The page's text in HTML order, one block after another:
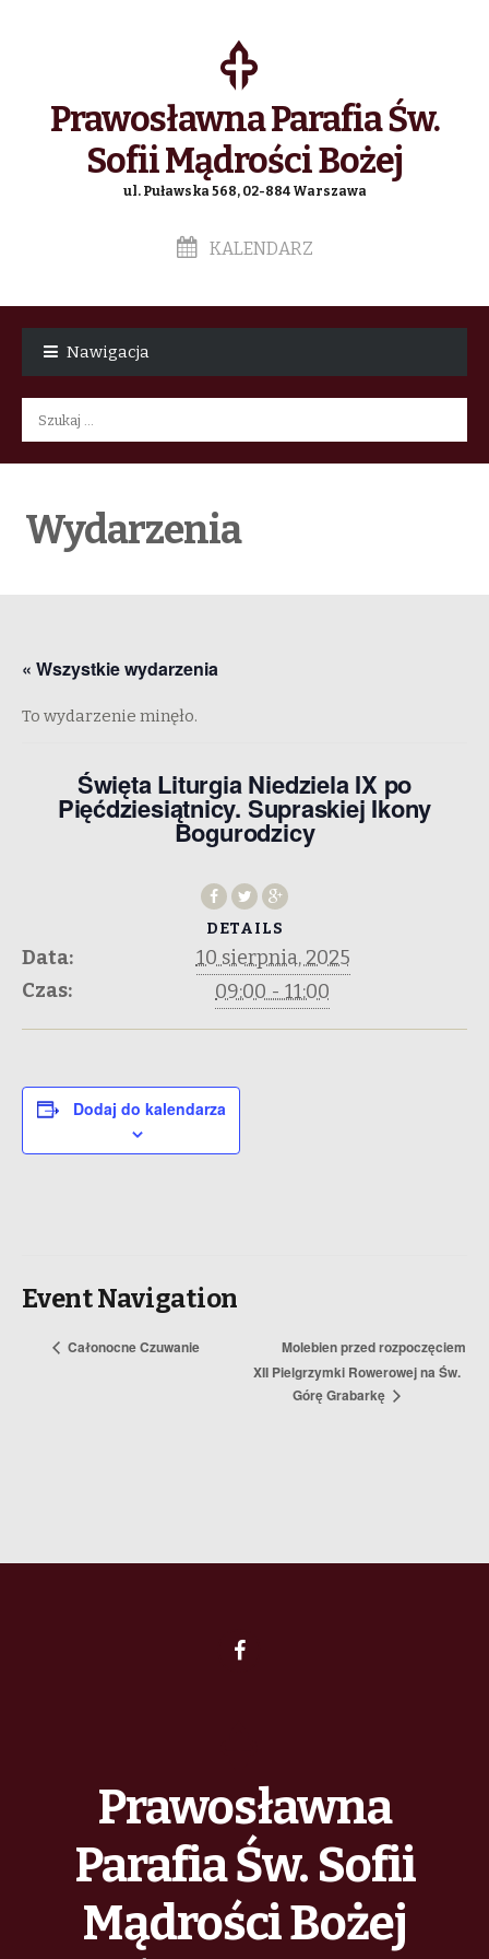
Prawosławna Parafia Św.
Sofii Mądrości Bożej
ul. Puławska 568, 02-884 Warszawa
KALENDARZ
Nawigacja
Szukaj:
Wydarzenia
« Wszystkie wydarzenia
To wydarzenie minęło.
Święta Liturgia Niedziela IX po
Pięćdziesiątnicy. Supraskiej Ikony
Bogurodzicy
DETAILS
Data:
10 sierpnia, 2025
Czas:
09:00 - 11:00
Dodaj do kalendarza
Event Navigation
Całonocne Czuwanie
Molebien przed rozpoczęciem
XII Pielgrzymki Rowerowej na Św.
Górę Grabarkę
Prawosławna
Parafia Św. Sofii
Mądrości Bożej